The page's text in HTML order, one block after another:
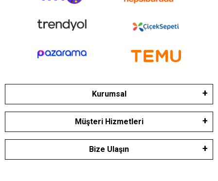
Kurumsal
Müşteri Hizmetleri
Bize Ulaşın